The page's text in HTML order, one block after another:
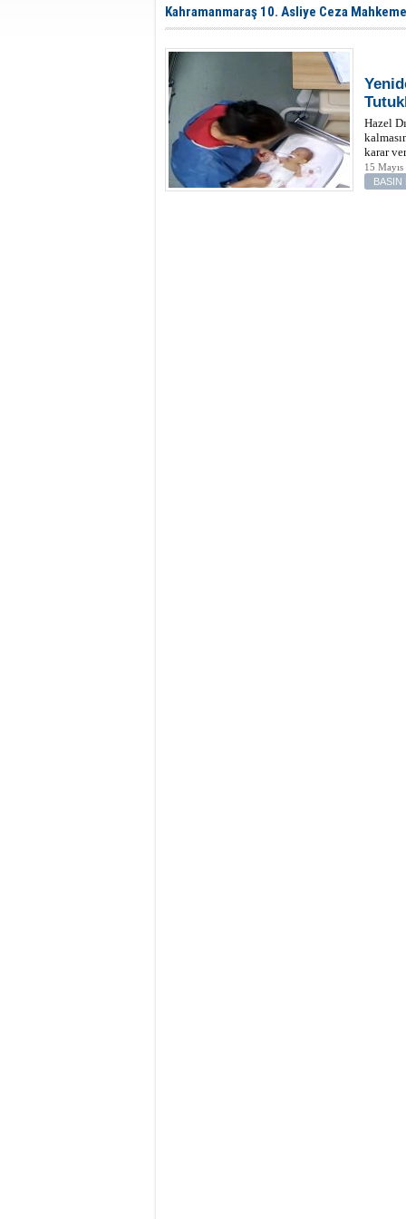
Kahramanmaraş 10. Asliye Ceza
Hazel
karar
15
BASIN